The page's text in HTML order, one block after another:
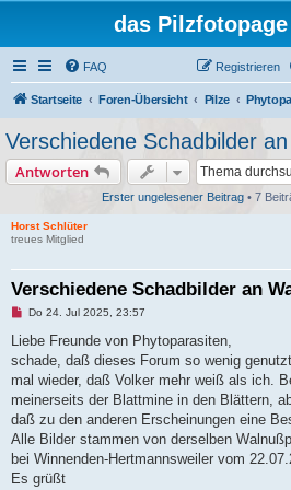
das
FAQ Registrieren
Startseite Foren-Übersicht Pilze
Verschiedene Schadbilder
Antworten
Erster ungelesener Beitrag • 7
Horst Schlüter
treues Mitglied
Verschiedene Schadbilder an
U
g
l
e
e
n
r
B
i
Do 24. Jul 2025, 23:57
Liebe Freunde von Phytoparasiten,
schade, daß dieses Forum so wenig
mal wieder, daß Volker mehr weiß als ich.
meinerseits der Blattmine in den Blättern,
daß zu den anderen Erscheinungen eine
Alle Bilder stammen von derselben
bei Winnenden-Hertmannsweiler vom
Es grüßt